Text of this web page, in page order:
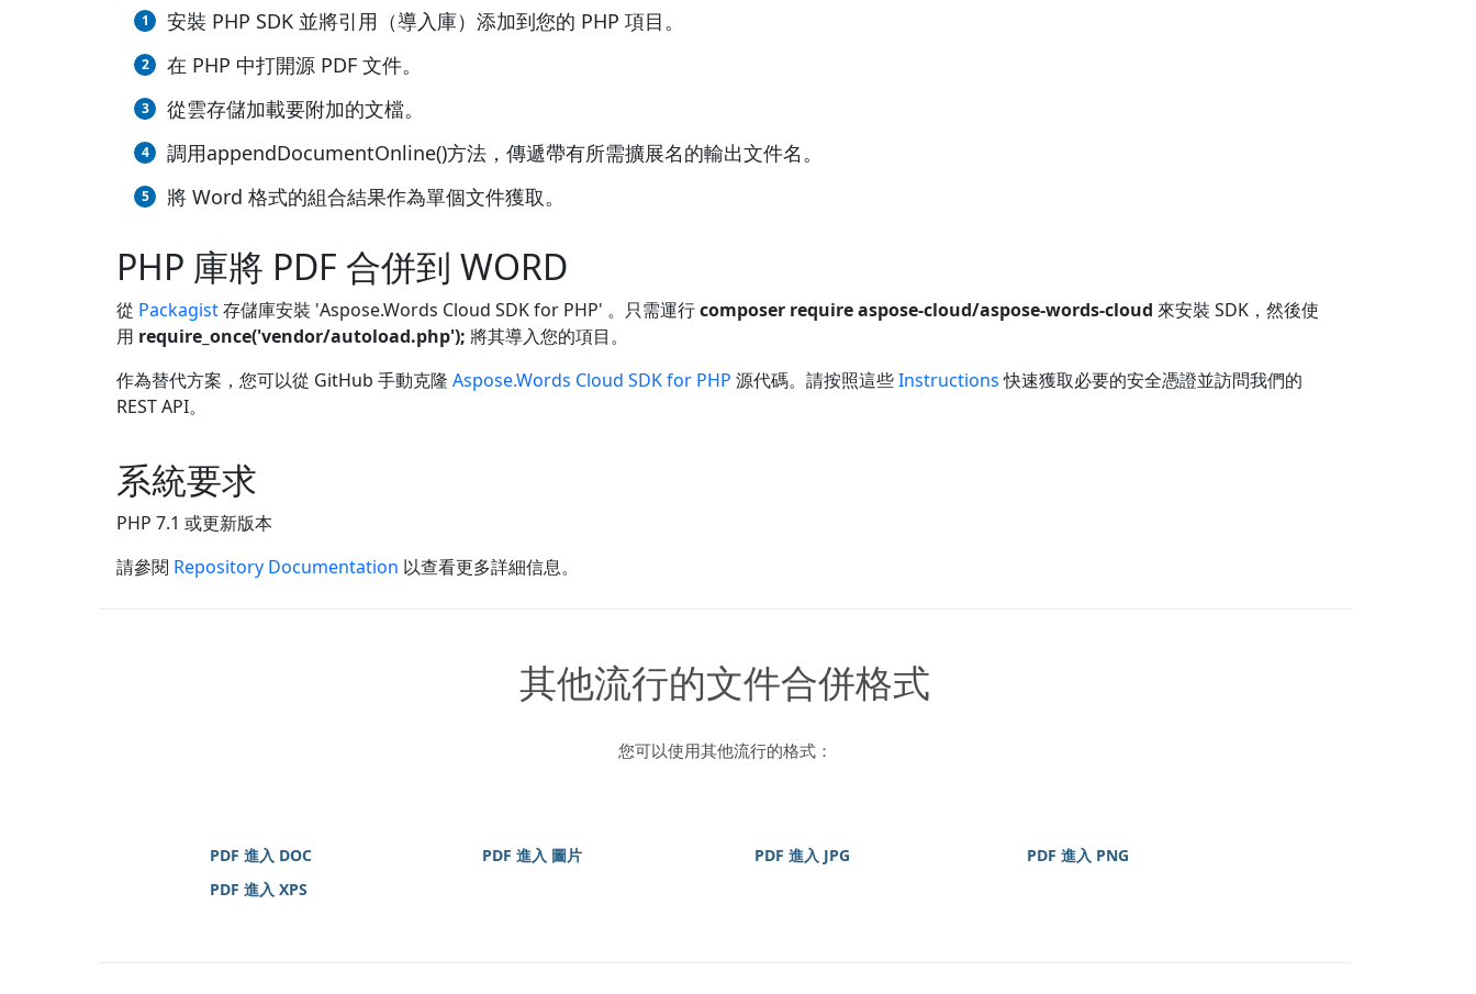
安裝 PHP SDK 並將引用（導入庫）添加到您的 PHP 項目。
在 PHP 中打開源 PDF 文件。
從雲存儲加載要附加的文檔。
調用appendDocumentOnline()方法，傳遞帶有所需擴展名的輸出文件名。
將 Word 格式的組合結果作為單個文件獲取。
PHP 庫將 PDF 合併到 WORD
從 Packagist存儲庫安裝 'Aspose.Words Cloud SDK for PHP' 。只需運行composer require aspose-cloud/aspose-words-cloud 來安裝 SDK，然後使
用 require_once('vendor/autoload.php'); 將其導入您的項目。
作為替代方案，您可以從 GitHub 手動克隆 Aspose.Words Cloud SDK for PHP 源代碼。請按照這些Instructions快速獲取必要的安全憑證並訪問我們的
REST API。
系統要求
PHP 7.1 或更新版本
請參閱 Repository Documentation 以查看更多詳細信息。
其他流行的文件合併格式
您可以使用其他流行的格式：
PDF 進入 DOC PDF 進入 圖片 PDF 進入 JPG
PDF 進入 PNG
PDF 進入 XPS